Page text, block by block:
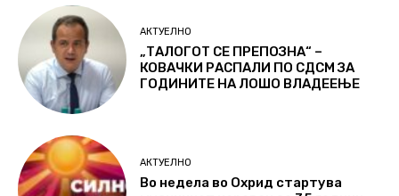
АКТУЕЛНО
„ТАЛОГОТ СЕ ПРЕПОЗНА“ –
КОВАЧКИ РАСПАЛИ ПО СДСМ ЗА
ГОДИНИТЕ НА ЛОШО ВЛАДЕЕЊЕ
АКТУЕЛНО
Во недела во Охрид стартува